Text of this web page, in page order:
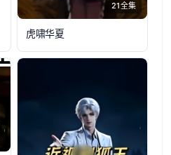
21全集
虎啸华夏